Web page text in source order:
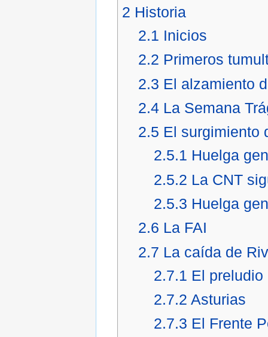
2 Historia
2.1 Inicios
2.2 Primeros
2.3 El alzamiento
2.4 La Semana
2.5 El surgimiento
2.5.1 Huelga
2.5.2 La CNT
2.5.3 Huelga
2.6 La FAI
2.7 La caída de
2.7.1 El
2.7.2 Asturias
2.7.3 El Frente